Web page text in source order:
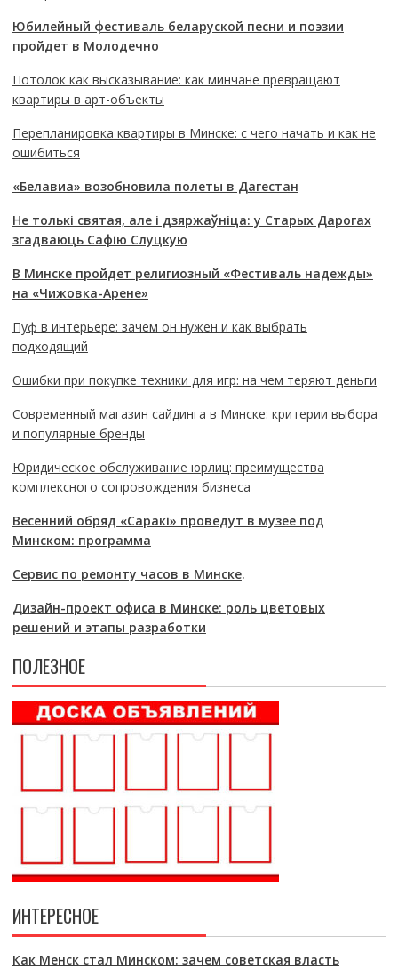
Юбилейный фестиваль беларуской песни и поэзии
пройдет в Молодечно
Потолок как высказывание: как минчане превращают
квартиры в арт-объекты
Перепланировка квартиры в Минске: с чего начать и как не
ошибиться
«Белавиа» возобновила полеты в Дагестан
Не толькі святая, але і дзяржаўніца: у Старых Дарогах
згадваюць Сафію Слуцкую
В Минске пройдет религиозный «Фестиваль надежды»
на «Чижовка-Арене»
Пуф в интерьере: зачем он нужен и как выбрать
подходящий
Ошибки при покупке техники для игр: на чем теряют деньги
Современный магазин сайдинга в Минске: критерии выбора
и популярные бренды
Юридическое обслуживание юрлиц: преимущества
комплексного сопровождения бизнеса
Весенний обряд «Саракі» проведут в музее под
Минском: программа
Сервис по ремонту часов в Минске.
Дизайн-проект офиса в Минске: роль цветовых
решений и этапы разработки
ПОЛЕЗНОЕ
ИНТЕРЕСНОЕ
Как Менск стал Минском: зачем советская власть